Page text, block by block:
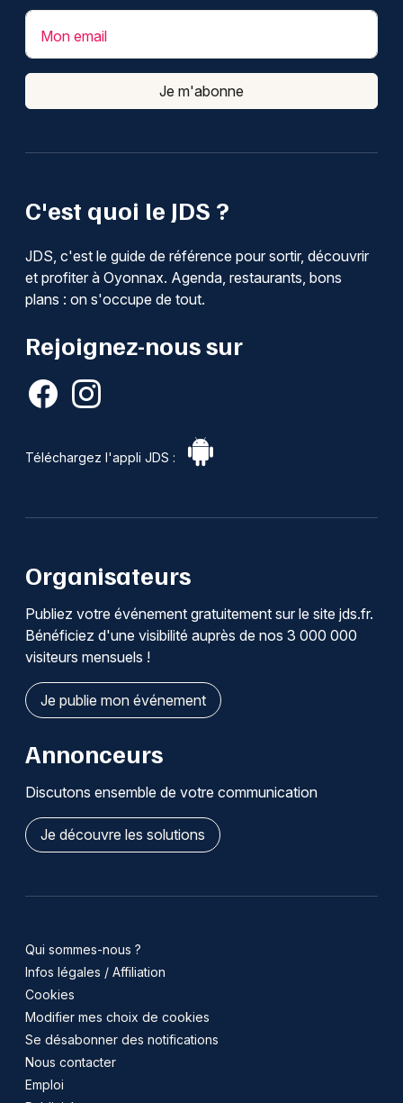
C'est quoi le JDS ?
JDS, c'est le guide de référence pour sortir, découvrir
et profiter à Oyonnax. Agenda, restaurants, bons
plans : on s'occupe de tout.
Rejoignez-nous sur
Téléchargez l'appli JDS :
Mon email
Je m'abonne
Organisateurs
Publiez votre événement gratuitement sur le site jds.fr.
Bénéficiez d'une visibilité auprès de nos 3 000 000
visiteurs mensuels !
Je publie mon événement
Annonceurs
Discutons ensemble de votre communication
Je découvre les solutions
Qui sommes-nous ?
Infos légales / Affiliation
Cookies
Modifier mes choix de cookies
Se désabonner des notifications
Nous contacter
Emploi